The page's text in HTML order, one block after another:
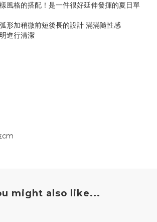
風格的搭配！是一件很好延伸發揮的夏日單
形加稍微前短後長的設計 滿滿隨性感
進行清潔
cm
might also like...